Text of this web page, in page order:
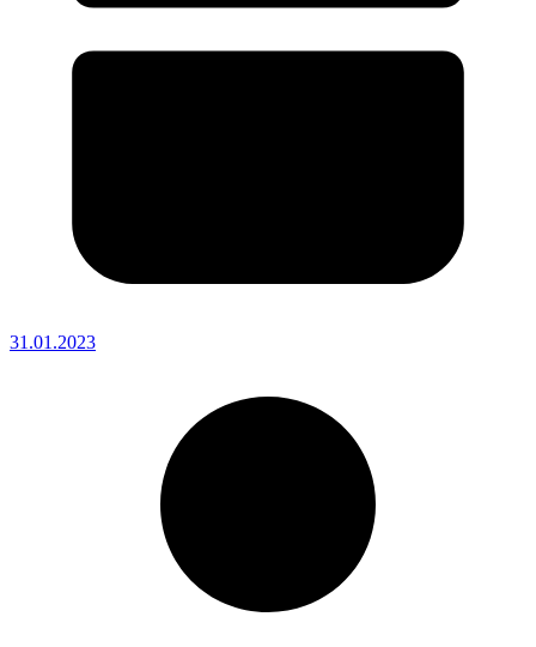
31.01.2023